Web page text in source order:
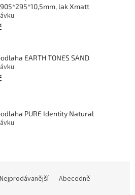
lak Xmatt
EARTH TONES SAND
PURE Identity Natural
Nejprodávanější Abecedně